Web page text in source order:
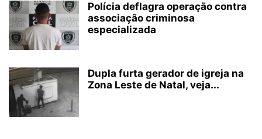
Polícia deflagra operação contra
associação criminosa
especializada
Dupla furta gerador de igreja na
Zona Leste de Natal, veja...